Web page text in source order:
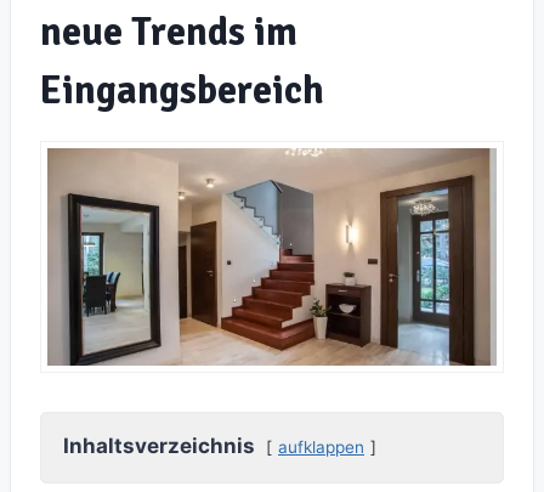
neue Trends im
Eingangsbereich
Inhaltsverzeichnis aufklappen